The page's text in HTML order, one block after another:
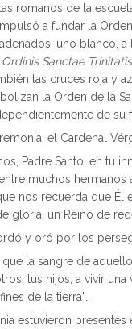
romanos de la
a fundar la
uno blanco,
Sanctae
las cruces roja y
la Orden de la
de su
el Cardenal
Padre Santo: en tu
muchos hermanos
nos recuerda que
gloria, un Reino de
y oró por los
que la sangre de
tus hijos, a vivir
de la tierra”.
estuvieron